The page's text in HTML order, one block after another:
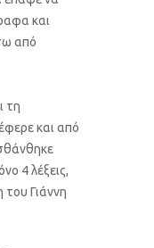
και
από
τη
και από
4 λέξεις,
Γιάννη